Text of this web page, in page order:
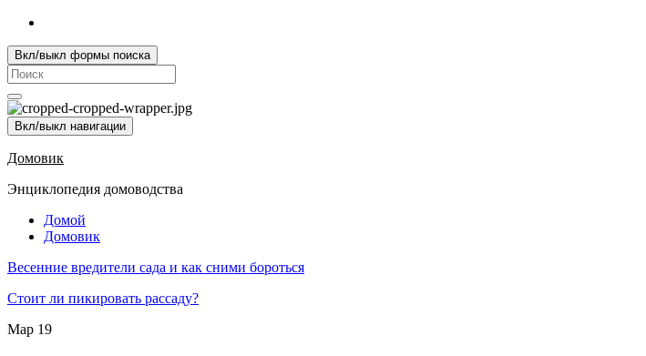
Вкл/выкл формы поиска
Search
for:
Вкл/выкл навигации
Домовик
Энциклопедия домоводства
Домой
Домовик
Весенние вредители сада и как сними бороться
Стоит ли пикировать рассаду?
Мар 19